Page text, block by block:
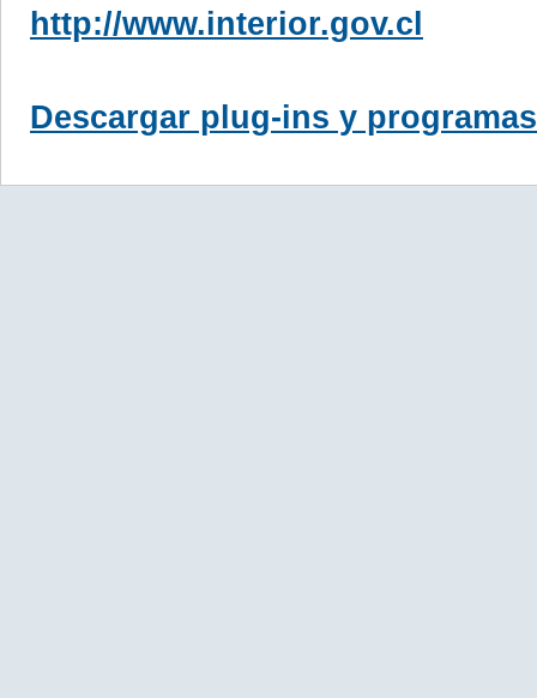
http://www.interior.gov.cl
Descargar plug-ins y